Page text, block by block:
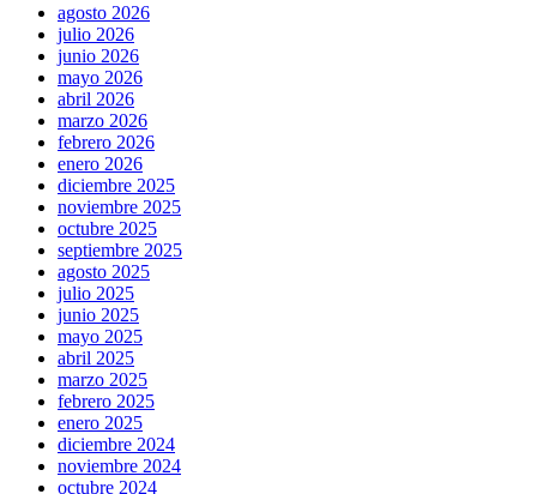
agosto 2026
julio 2026
junio 2026
mayo 2026
abril 2026
marzo 2026
febrero 2026
enero 2026
diciembre 2025
noviembre 2025
octubre 2025
septiembre 2025
agosto 2025
julio 2025
junio 2025
mayo 2025
abril 2025
marzo 2025
febrero 2025
enero 2025
diciembre 2024
noviembre 2024
octubre 2024